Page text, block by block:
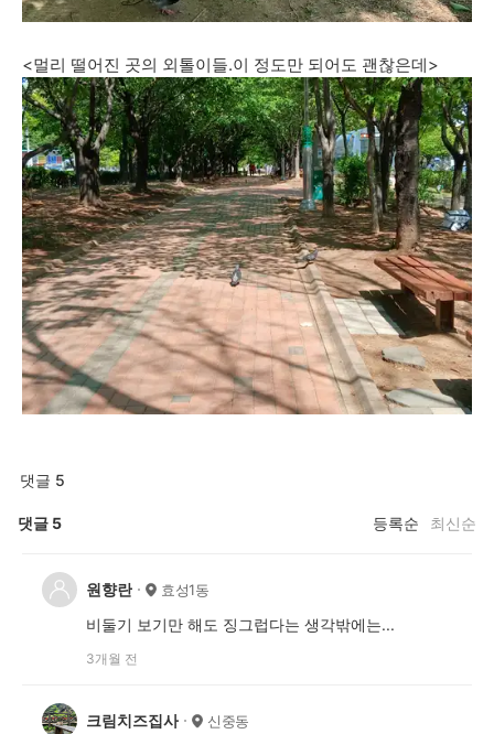
<멀리 떨어진 곳의 외톨이들.이 정도만 되어도 괜찮은데>
댓글 5
댓글 5 등록순 최신순
원향란 효성1동
비둘기 보기만 해도 징그럽다는 생각밖에는...
3개월 전
크림치즈집사 신중동